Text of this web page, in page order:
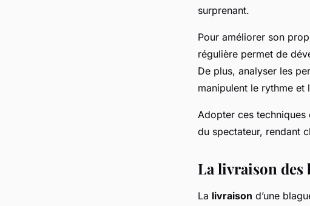
surprenant.
Pour améliorer son
régulière permet de
De plus, analyser les
manipulent le rythme et
Adopter ces techniques
du spectateur, rendant
La livraison des
La livraison d’une